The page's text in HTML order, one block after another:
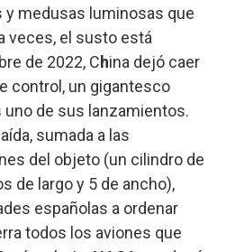
y medusas luminosas que
veces, el susto está
de 2022, China dejó caer
control, un gigantesco
de sus lanzamientos.
sumada a las
del objeto (un cilindro de
de largo y 5 de ancho),
españolas a ordenar
todos los aviones que